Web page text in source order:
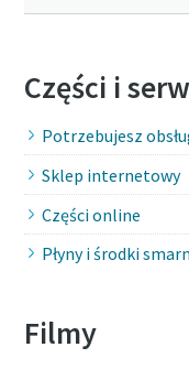
Części i
Potrzebujesz
Sklep internetowy
Części online
Płyny i środki
Filmy